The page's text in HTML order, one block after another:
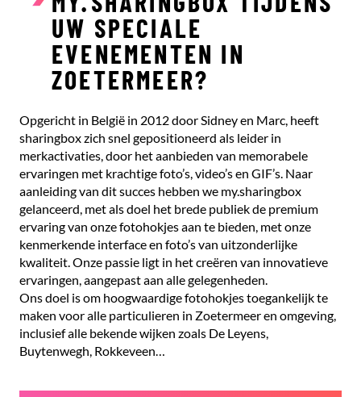
UW SPECIALE
EVENEMENTEN IN
ZOETERMEER?
Opgericht in België in 2012 door Sidney en Marc, heeft
sharingbox zich snel gepositioneerd als leider in
merkactivaties, door het aanbieden van memorabele
ervaringen met krachtige foto’s, video’s en GIF’s. Naar
aanleiding van dit succes hebben we my.sharingbox
gelanceerd, met als doel het brede publiek de premium
ervaring van onze fotohokjes aan te bieden, met onze
kenmerkende interface en foto’s van uitzonderlijke
kwaliteit. Onze passie ligt in het creëren van innovatieve
ervaringen, aangepast aan alle gelegenheden.
Ons doel is om hoogwaardige fotohokjes toegankelijk te
maken voor alle particulieren in Zoetermeer en omgeving,
inclusief alle bekende wijken zoals De Leyens,
Buytenwegh, Rokkeveen…